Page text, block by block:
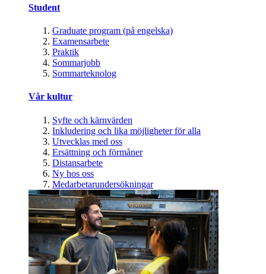
Student
Graduate program (på engelska)
Examensarbete
Praktik
Sommarjobb
Sommarteknolog
Vår kultur
Syfte och kärnvärden
Inkludering och lika möjligheter för alla
Utvecklas med oss
Ersättning och förmåner
Distansarbete
Ny hos oss
Medarbetarundersökningar